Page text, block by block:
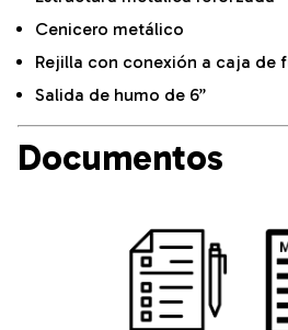
Cenicero metálico
Rejilla con conexión a caja de
Salida de humo de 6”
Documentos